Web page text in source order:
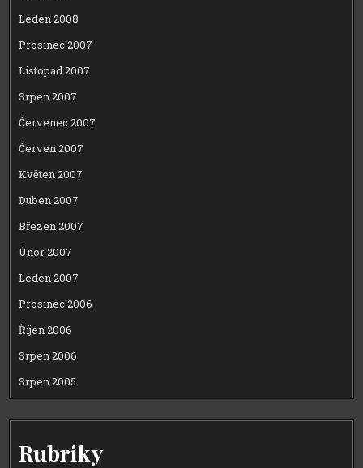
Leden 2008
Prosinec 2007
Listopad 2007
Srpen 2007
Červenec 2007
Červen 2007
Květen 2007
Duben 2007
Březen 2007
Únor 2007
Leden 2007
Prosinec 2006
Říjen 2006
Srpen 2006
Srpen 2005
Rubriky